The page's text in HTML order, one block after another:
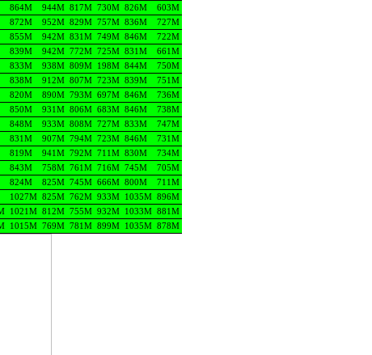
864M 944M 817M 730M 826M
603M
872M 952M 829M 757M 836M
727M
855M 942M 831M 749M 846M
722M
839M 942M 772M 725M 831M
661M
833M 938M 809M 198M 844M
750M
838M 912M 807M 723M 839M
751M
820M 890M 793M 697M 846M
736M
850M 931M 806M 683M 846M
738M
848M 933M 808M 727M 833M
747M
831M 907M 794M 723M 846M
731M
819M 941M 792M 711M 830M
734M
843M 758M 761M 716M 745M
705M
824M 825M 745M 666M 800M
711M
1027M 825M 762M 933M 1035M 896M
1021M 812M 755M 932M 1033M 881M
1015M 769M 781M 899M 1035M 878M